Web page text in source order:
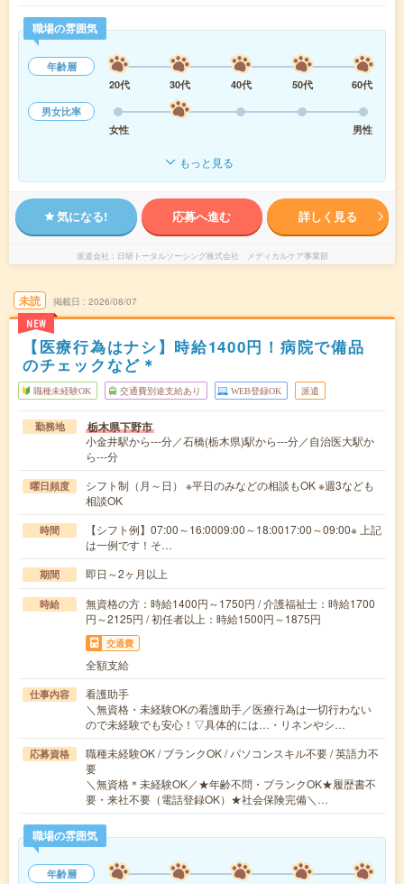
職場の雰囲気
年齢層
20代
30代 40代 50代
60代
男女比率
女性
男性
もっと見る
気になる! 応募へ進む 詳しく見る
派遣会社 日研トータルソーシング株式会社 メディカルケア事業部
未読
NEW
掲載日 2026/08/07
【医療行為はナシ】時給1400円！病院で備品
のチェックなど＊
職種未経験OK 交通費別途支給あり WEB登録OK 派遣
勤務地 栃木県下野市
小金井駅から---分／石橋(栃木県)駅から---分／自治医大駅か
ら---分
曜日頻度
シフト制（月～日） ※平日のみなどの相談もOK ※週3なども
相談OK
時間
【シフト例】07:00～16:0009:00～18:0017:00～09:00※ 上記
は一例です！そ…
期間 即日～2ヶ月以上
時給
無資格の方：時給1400円～1750円 / 介護福祉士：時給1700
円～2125円 / 初任者以上：時給1500円～1875円
交通費
全額支給
仕事内容
看護助手
＼無資格・未経験OKの看護助手／医療行為は一切行わない
ので未経験でも安心！▽具体的には…・リネンやシ…
応募資格
職種未経験OK / ブランクOK / パソコンスキル不要 / 英語力不
要
＼無資格＊未経験OK／★年齢不問・ブランクOK★履歴書不
要・来社不要（電話登録OK）★社会保険完備＼…
職場の雰囲気
年齢層